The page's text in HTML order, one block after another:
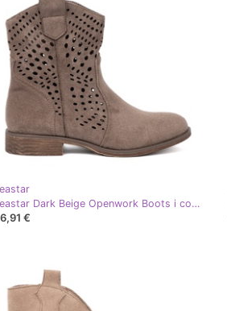
Seastar Dark Beige Openwork Boots i cowboy -stil
€